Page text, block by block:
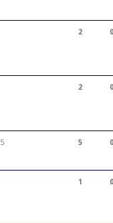
2 0
2 0
5 5 0
1 0